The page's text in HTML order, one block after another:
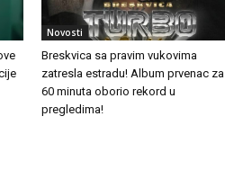
Novosti
Breskvica sa pravim vukovima
zatresla estradu! Album prvenac za
60 minuta oborio rekord u
pregledima!